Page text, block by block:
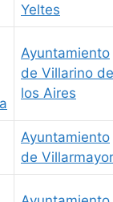
Yeltes
Ayuntamiento
de Villarino de
los Aires
Ayuntamiento
de Villarmayor